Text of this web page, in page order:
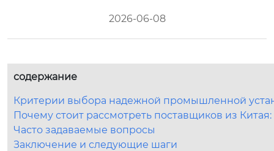
2026-06-08
содержание
Критерии выбора надежной промышленной
Почему стоит рассмотреть поставщиков из
Часто задаваемые вопросы
Заключение и следующие шаги